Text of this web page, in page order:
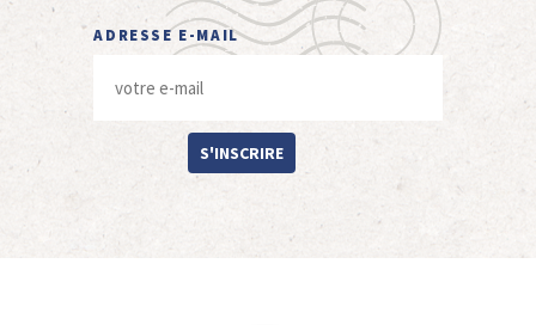
ADRESSE E-MAIL
S'INSCRIRE